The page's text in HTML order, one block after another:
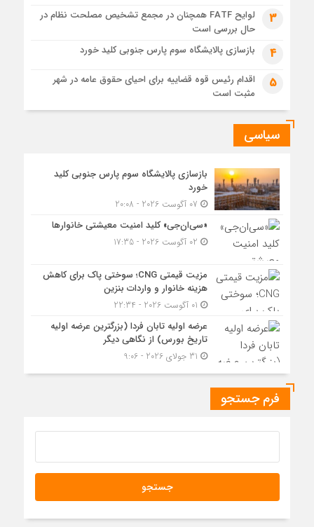
6 روز قبل
مزیت قیمتی CNG؛ سوختی پاک برای کاهش هزینه خانوار و
واردات بنزین
3
لوایح FATF همچنان در مجمع تشخیص مصلحت نظام در
حال بررسی است
4 بازسازی پالایشگاه سوم پارس جنوبی کلید خورد
5
اقدام رئیس قوه قضاییه برای احیای حقوق عامه در شهر
مثبت است
سیاسی
بازسازی پالایشگاه سوم پارس جنوبی کلید
خورد
«سی‌ان‌جی» کلید امنیت معیشتی خانوارها
مزیت قیمتی CNG؛ سوختی پاک برای کاهش
هزینه خانوار و واردات بنزین
عرضه اولیه تابان فردا (بزرگترین عرضه اولیه
تاریخ بورس) از نگاهی دیگر
فرم جستجو